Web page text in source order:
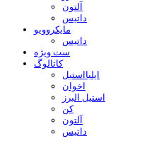
آلتون
داتیس
مایکروویو
داتیس
ست ویژه
کاتالوگ
ایلیااستیل
اخوان
استیل البرز
کن
آلتون
داتیس